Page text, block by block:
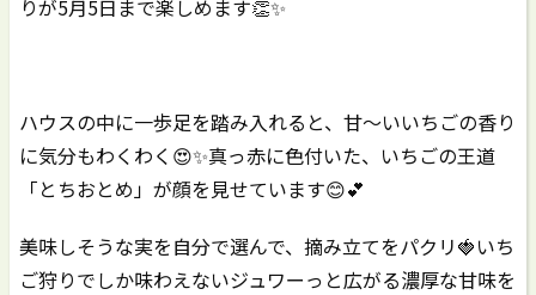
りが5月5日まで楽しめます👏✨
ハウスの中に一歩足を踏み入れると、甘～いいちごの香り
に気分もわくわく😍✨真っ赤に色付いた、いちごの王道
「とちおとめ」が顔を見せています😊💕
美味しそうな実を自分で選んで、摘み立てをパクリ🍓いち
ご狩りでしか味わえないジュワーっと広がる濃厚な甘味を